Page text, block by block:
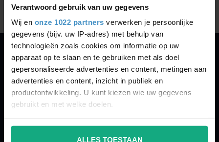
Verantwoord gebruik van uw gegevens
Wij en onze 1022 partners verwerken je persoonlijke
gegevens (bijv. uw IP-adres) met behulp van
technologieën zoals cookies om informatie op uw
apparaat op te slaan en te gebruiken met als doel
gepersonaliseerde advertenties en content, metingen aan
advertenties en content, inzicht in publiek en
productontwikkeling. U kunt kiezen wie uw gegevens
gebruikt en met welke doelen.
Als u het toestaat, willen we ook graag:
ALLES TOESTAAN
PERFECTLIGHTS
Gegevens:
Kruisbeeldsraat 72
9220 Hamme